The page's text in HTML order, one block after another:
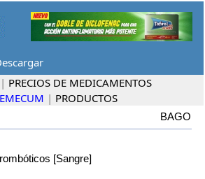
| PRECIOS DE MEDICAMENTOS
| PRODUCTOS
BAGO
[Sangre]